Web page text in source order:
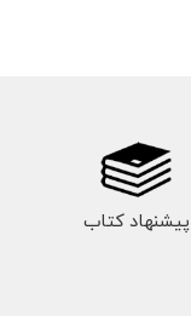
پیشنهاد کتاب